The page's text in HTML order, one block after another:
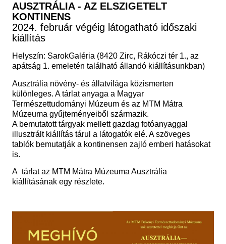
AUSZTRÁLIA - AZ ELSZIGETELT
KONTINENS
2024. február végéig látogatható időszaki
kiállítás
Helyszín: SarokGaléria (8420 Zirc, Rákóczi tér 1., az
apátság 1. emeletén található állandó kiállításunkban)
Ausztrália növény- és állatvilága közismerten
különleges. A tárlat anyaga a Magyar
Természettudományi Múzeum és az MTM Mátra
Múzeuma gyűjteményeiből származik.
A bemutatott tárgyak mellett gazdag fotóanyaggal
illusztrált kiállítás tárul a látogatók elé. A szöveges
tablók bemutatják a kontinensen zajló emberi hatásokat
is.
A tárlat az MTM Mátra Múzeuma Ausztrália
kiállításának egy részlete.